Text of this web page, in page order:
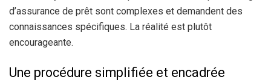
d’assurance de prêt sont complexes et demandent des
connaissances spécifiques. La réalité est plutôt
encourageante.
Une procédure simplifiée et encadrée